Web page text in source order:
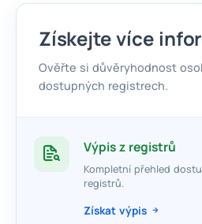
Získejte více
Ověřte si důvěryhodnost
dostupných registrech.
Výpis z registrů
Kompletní přehled
registrů.
Získat výpis